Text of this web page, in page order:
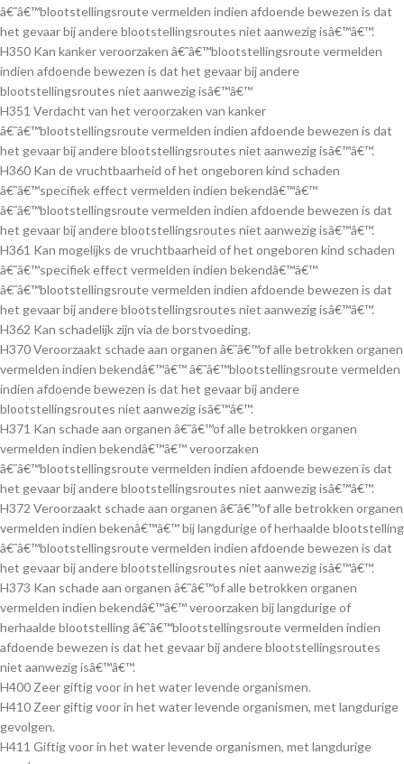
â€˜â€™blootstellingsroute vermelden indien afdoende bewezen is dat
het gevaar bij andere blootstellingsroutes niet aanwezig isâ€™â€™.
H350 Kan kanker veroorzaken â€˜â€™blootstellingsroute vermelden
indien afdoende bewezen is dat het gevaar bij andere
blootstellingsroutes niet aanwezig isâ€™â€™
H351 Verdacht van het veroorzaken van kanker
â€˜â€™blootstellingsroute vermelden indien afdoende bewezen is dat
het gevaar bij andere blootstellingsroutes niet aanwezig isâ€™â€™.
H360 Kan de vruchtbaarheid of het ongeboren kind schaden
â€˜â€™specifiek effect vermelden indien bekendâ€™â€™
â€˜â€™blootstellingsroute vermelden indien afdoende bewezen is dat
het gevaar bij andere blootstellingsroutes niet aanwezig isâ€™â€™.
H361 Kan mogelijks de vruchtbaarheid of het ongeboren kind schaden
â€˜â€™specifiek effect vermelden indien bekendâ€™â€™
â€˜â€™blootstellingsroute vermelden indien afdoende bewezen is dat
het gevaar bij andere blootstellingsroutes niet aanwezig isâ€™â€™.
H362 Kan schadelijk zijn via de borstvoeding.
H370 Veroorzaakt schade aan organen â€˜â€™of alle betrokken organen
vermelden indien bekendâ€™â€™ â€˜â€™blootstellingsroute vermelden
indien afdoende bewezen is dat het gevaar bij andere
blootstellingsroutes niet aanwezig isâ€™â€™.
H371 Kan schade aan organen â€˜â€™of alle betrokken organen
vermelden indien bekendâ€™â€™ veroorzaken
â€˜â€™blootstellingsroute vermelden indien afdoende bewezen is dat
het gevaar bij andere blootstellingsroutes niet aanwezig isâ€™â€™.
H372 Veroorzaakt schade aan organen â€˜â€™of alle betrokken organen
vermelden indien bekenâ€™â€™ bij langdurige of herhaalde blootstelling
â€˜â€™blootstellingsroute vermelden indien afdoende bewezen is dat
het gevaar bij andere blootstellingsroutes niet aanwezig isâ€™â€™.
H373 Kan schade aan organen â€˜â€™of alle betrokken organen
vermelden indien bekendâ€™â€™ veroorzaken bij langdurige of
herhaalde blootstelling â€˜â€™blootstellingsroute vermelden indien
afdoende bewezen is dat het gevaar bij andere blootstellingsroutes
niet aanwezig isâ€™â€™.
H400 Zeer giftig voor in het water levende organismen.
H410 Zeer giftig voor in het water levende organismen, met langdurige
gevolgen.
H411 Giftig voor in het water levende organismen, met langdurige